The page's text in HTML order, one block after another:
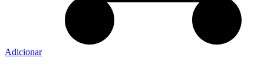
Adicionar